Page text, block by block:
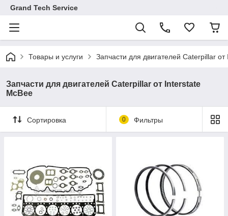
Grand Tech Service
Товары и услуги Запчасти для двигателей Caterpillar
Запчасти для двигателей Caterpillar от Interstate
McBee
Сортировка 0 Фильтры